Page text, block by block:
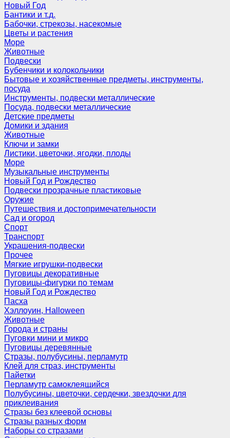
Новый Год
Бантики и т.д.
Бабочки, стрекозы, насекомые
Цветы и растения
Море
Животные
Подвески
Бубенчики и колокольчики
Бытовые и хозяйственные предметы, инструменты,
посуда
Инструменты, подвески металлические
Посуда, подвески металлические
Детские предметы
Домики и здания
Животные
Ключи и замки
Листики, цветочки, ягодки, плоды
Море
Музыкальные инструменты
Новый Год и Рождество
Подвески прозрачные пластиковые
Оружие
Путешествия и достопримечательности
Сад и огород
Спорт
Транспорт
Украшения-подвески
Прочее
Мягкие игрушки-подвески
Пуговицы декоративные
Пуговицы-фигурки по темам
Новый Год и Рождество
Пасха
Хэллоуин, Halloween
Животные
Города и страны
Пуговки мини и микро
Пуговицы деревянные
Стразы, полубусины, перламутр
Клей для страз, инструменты
Пайетки
Перламутр самоклеящийся
Полубусины, цветочки, сердечки, звездочки для
приклеивания
Стразы без клеевой основы
Стразы разных форм
Наборы со стразами